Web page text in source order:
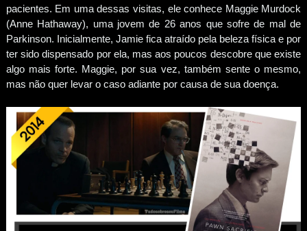
pacientes. Em uma dessas visitas, ele conhece Maggie Murdock
(Anne Hathaway), uma jovem de 26 anos que sofre de mal de
Parkinson. Inicialmente, Jamie fica atraído pela beleza física e por
ter sido dispensado por ela, mas aos poucos descobre que existe
algo mais forte. Maggie, por sua vez, também sente o mesmo,
mas não quer levar o caso adiante por causa de sua doença.